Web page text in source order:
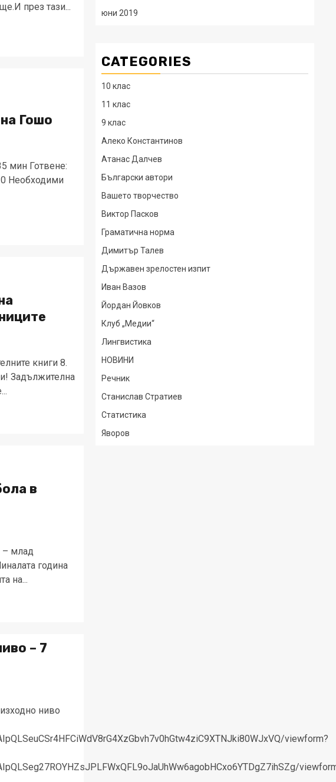
през тази...
Гошо
мин Готвене:
Необходими
книги 8.
Задължителна
в
– млад
година
на...
– 7
ниво
viewform?
юни 2019
CATEGORIES
10 клас
11 клас
9 клас
Алеко Константинов
Атанас Далчев
Български автори
Вашето творчество
Виктор Пасков
Граматична норма
Димитър Талев
Държавен зрелостен изпит
Иван Вазов
Йордан Йовков
Клуб „Медии“
Лингвистика
НОВИНИ
Речник
Станислав Стратиев
Статистика
Яворов